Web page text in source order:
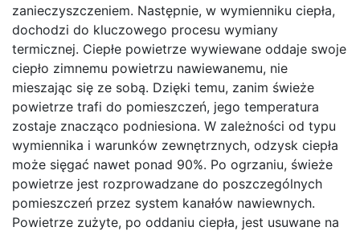
zanieczyszczeniem. Następnie, w wymienniku ciepła,
dochodzi do kluczowego procesu wymiany
termicznej. Ciepłe powietrze wywiewane oddaje swoje
ciepło zimnemu powietrzu nawiewanemu, nie
mieszając się ze sobą. Dzięki temu, zanim świeże
powietrze trafi do pomieszczeń, jego temperatura
zostaje znacząco podniesiona. W zależności od typu
wymiennika i warunków zewnętrznych, odzysk ciepła
może sięgać nawet ponad 90%. Po ogrzaniu, świeże
powietrze jest rozprowadzane do poszczególnych
pomieszczeń przez system kanałów nawiewnych.
Powietrze zużyte, po oddaniu ciepła, jest usuwane na